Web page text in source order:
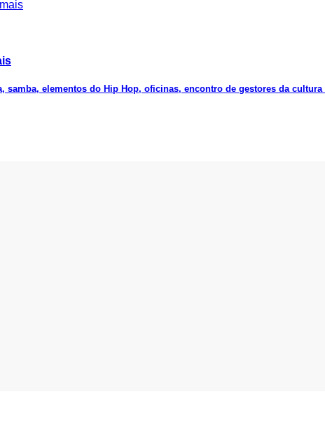
elementos do Hip Hop, oficinas, encontro de gestores da